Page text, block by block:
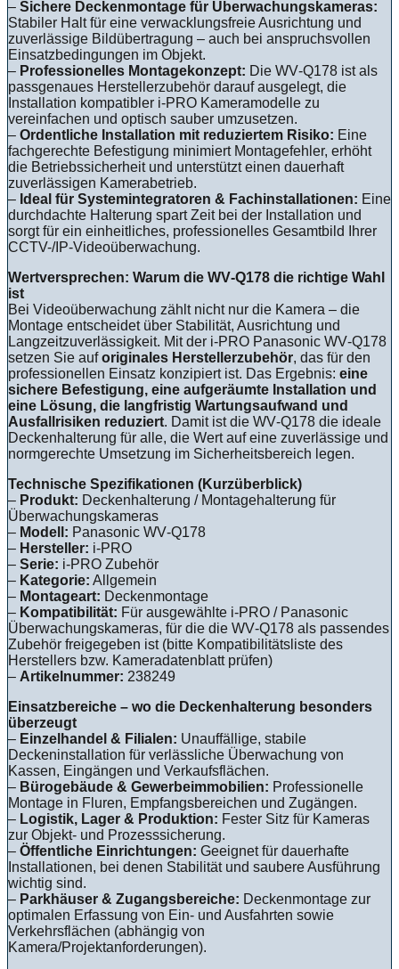
– Sichere Deckenmontage für Überwachungskameras:
Stabiler Halt für eine verwacklungsfreie Ausrichtung und
zuverlässige Bildübertragung – auch bei anspruchsvollen
Einsatzbedingungen im Objekt.
– Professionelles Montagekonzept: Die WV‑Q178 ist als
passgenaues Herstellerzubehör darauf ausgelegt, die
Installation kompatibler i‑PRO Kameramodelle zu
vereinfachen und optisch sauber umzusetzen.
– Ordentliche Installation mit reduziertem Risiko: Eine
fachgerechte Befestigung minimiert Montagefehler, erhöht
die Betriebssicherheit und unterstützt einen dauerhaft
zuverlässigen Kamerabetrieb.
– Ideal für Systemintegratoren & Fachinstallationen: Eine
durchdachte Halterung spart Zeit bei der Installation und
sorgt für ein einheitliches, professionelles Gesamtbild Ihrer
CCTV-/IP-Videoüberwachung.
Wertversprechen: Warum die WV‑Q178 die richtige Wahl
ist
Bei Videoüberwachung zählt nicht nur die Kamera – die
Montage entscheidet über Stabilität, Ausrichtung und
Langzeitzuverlässigkeit. Mit der i‑PRO Panasonic WV‑Q178
setzen Sie auforiginales Herstellerzubehör, das für den
professionellen Einsatz konzipiert ist. Das Ergebnis: eine
sichere Befestigung, eine aufgeräumte Installation und
eine Lösung, die langfristig Wartungsaufwand und
Ausfallrisiken reduziert. Damit ist die WV‑Q178 die ideale
Deckenhalterung für alle, die Wert auf eine zuverlässige und
normgerechte Umsetzung im Sicherheitsbereich legen.
Technische Spezifikationen (Kurzüberblick)
– Produkt: Deckenhalterung / Montagehalterung für
Überwachungskameras
– Modell: Panasonic WV‑Q178
– Hersteller: i‑PRO
– Serie: i‑PRO Zubehör
– Kategorie: Allgemein
– Montageart: Deckenmontage
– Kompatibilität: Für ausgewählte i‑PRO / Panasonic
Überwachungskameras, für die die WV‑Q178 als passendes
Zubehör freigegeben ist (bitte Kompatibilitätsliste des
Herstellers bzw. Kameradatenblatt prüfen)
– Artikelnummer: 238249
Einsatzbereiche – wo die Deckenhalterung besonders
überzeugt
– Einzelhandel & Filialen: Unauffällige, stabile
Deckeninstallation für verlässliche Überwachung von
Kassen, Eingängen und Verkaufsflächen.
– Bürogebäude & Gewerbeimmobilien: Professionelle
Montage in Fluren, Empfangsbereichen und Zugängen.
– Logistik, Lager & Produktion: Fester Sitz für Kameras
zur Objekt- und Prozesssicherung.
– Öffentliche Einrichtungen: Geeignet für dauerhafte
Installationen, bei denen Stabilität und saubere Ausführung
wichtig sind.
– Parkhäuser & Zugangsbereiche: Deckenmontage zur
optimalen Erfassung von Ein- und Ausfahrten sowie
Verkehrsflächen (abhängig von
Kamera/Projektanforderungen).